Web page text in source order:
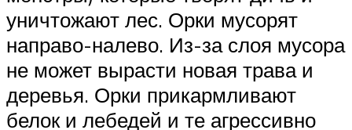
уничтожают лес. Орки мусорят
направо-налево. Из-за слоя мусора
не может вырасти новая трава и
деревья. Орки прикармливают
белок и лебедей и те агрессивно